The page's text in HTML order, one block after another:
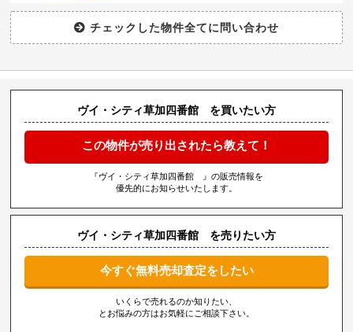
ヴイ・シティ草加四番館 を買いたい方
この物件が売り出されたら教えて！
『ヴイ・シティ草加四番館 』の販売情報を
優先的にお知らせいたします。
ヴイ・シティ草加四番館 を売りたい方
今すぐ無料売却査定をしたい
いくらで売れるのか知りたい、
とお悩みの方はお気軽にご相談下さい。